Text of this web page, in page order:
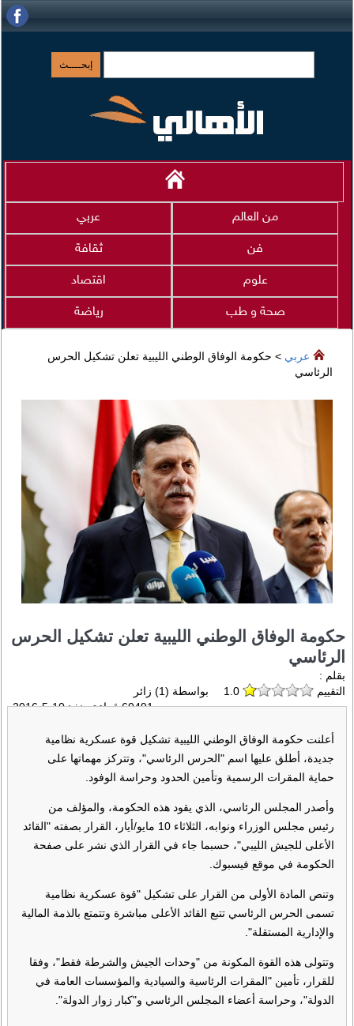
عربي من العالم
ثقافة فن
اقتصاد علوم
رياضة صحة و طب
عربي > حكومة الوفاق الوطني الليبية تعلن تشكيل الحرس
الرئاسي
حكومة الوفاق الوطني الليبية تعلن تشكيل الحرس
الرئاسي
بقلم :
التقييم
1.0 بواسطة (1) زائر
60491 قراءة منذ :
10-5-2016
أعلنت حكومة الوفاق الوطني الليبية تشكيل قوة عسكرية نظامية
جديدة، أطلق عليها اسم "الحرس الرئاسي"، وتتركز مهماتها على
حماية المقرات الرسمية وتأمين الحدود وحراسة الوفود.
وأصدر المجلس الرئاسي، الذي يقود هذه الحكومة، والمؤلف من
رئيس مجلس الوزراء ونوابه، الثلاثاء 10 مايو/أيار، القرار بصفته "القائد
الأعلى للجيش الليبي"، حسبما جاء في القرار الذي نشر على صفحة
الحكومة في موقع فيسبوك.
وتنص المادة الأولى من القرار على تشكيل "قوة عسكرية نظامية
تسمى الحرس الرئاسي تتبع القائد الأعلى مباشرة وتتمتع بالذمة المالية
والإدارية المستقلة".
وتتولى هذه القوة المكونة من "وحدات الجيش والشرطة فقط"، وفقا
للقرار، تأمين "المقرات الرئاسية والسيادية والمؤسسات العامة في
الدولة"، وحراسة أعضاء المجلس الرئاسي و"كبار زوار الدولة".